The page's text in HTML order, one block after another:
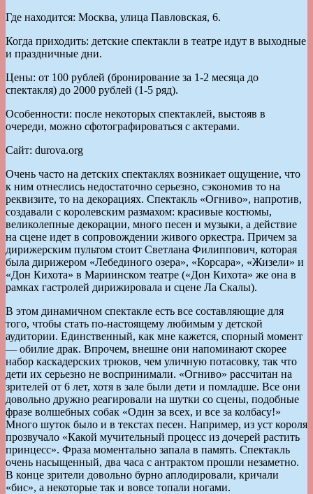
Где находится: Москва, улица Павловская, 6.
Когда приходить: детские спектакли в театре идут в выходные
и праздничные дни.
Цены: от 100 рублей (бронирование за 1-2 месяца до
спектакля) до 2000 рублей (1-5 ряд).
Особенности: после некоторых спектаклей, выстояв в
очереди, можно сфотографироваться с актерами.
Сайт: durova.org
Очень часто на детских спектаклях возникает ощущение, что
к ним отнеслись недостаточно серьезно, сэкономив то на
реквизите, то на декорациях. Спектакль «Огниво», напротив,
создавали с королевским размахом: красивые костюмы,
великолепные декорации, много песен и музыки, а действие
на сцене идет в сопровождении живого оркестра. Причем за
дирижерским пультом стоит Светлана Филиппович, которая
была дирижером «Лебединого озера», «Корсара», «Жизели» и
«Дон Кихота» в Мариинском театре («Дон Кихота» же она в
рамках гастролей дирижировала и сцене Ла Скалы).
В этом динамичном спектакле есть все составляющие для
того, чтобы стать по-настоящему любимым у детской
аудитории. Единственный, как мне кажется, спорный момент
— обилие драк. Впрочем, внешне они напоминают скорее
набор каскадерских трюков, чем уличную потасовку, так что
дети их серьезно не воспринимали. «Огниво» рассчитан на
зрителей от 6 лет, хотя в зале были дети и помладше. Все они
довольно дружно реагировали на шутки со сцены, подобные
фразе волшебных собак «Один за всех, и все за колбасу!»
Много шуток было и в текстах песен. Например, из уст короля
прозвучало «Какой мучительный процесс из дочерей растить
принцесс». Фраза моментально запала в память. Спектакль
очень насыщенный, два часа с антрактом прошли незаметно.
В конце зрители довольно бурно аплодировали, кричали
«бис», а некоторые так и вовсе топали ногами.